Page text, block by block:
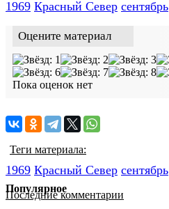
1969 Красный Cевер сентябрь
Оцените материал
Пока оценок нет
Теги материала:
1969 Красный Cевер сентябрь
Последние комментарии
Популярное